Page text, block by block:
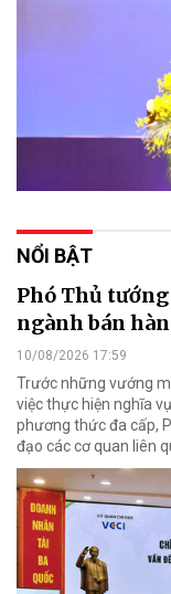
NỔI BẬT
Phó Thủ
ngành bán
10/08/2026 17:59
Trước những vướng
việc thực hiện nghĩa
phương thức đa cấp,
đạo các cơ quan liên